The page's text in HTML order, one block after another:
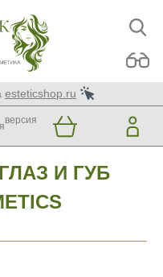
esteticshop.ru
версия
И ГУБ